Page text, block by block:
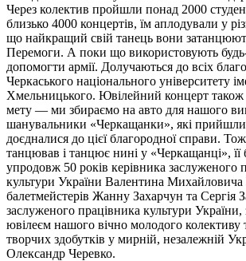
Через колектив пройшли понад 2000
близько 4000 концертів, їм аплодували у
що найкращий свій танець вони
Перемоги. А поки що використовують
допомогти армії. Долучаються до всіх
Черкаського національного університету
Хмельницького. Ювілейний концерт також
мету — ми збираємо на авто для нашого
шанувальники «Черкащанки», які прийшли
доєдналися до цієї благородної справи.
танцював і танцює нині у «Черкащанці», її
упродовж 50 років керівника заслуженого
культури України Валентина
балетмейстерів Жанну Захарчун та Сергія
заслуженого працівника культури
ювілеєм нашого вічно молодого
творчих здобутків у мирній, незалежній
Олександр Черевко.